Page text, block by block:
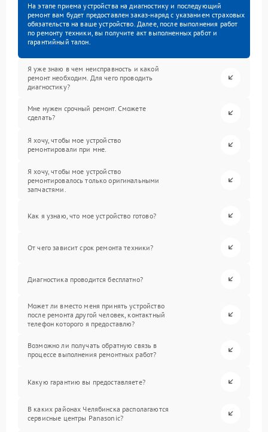
На этапе приема устройства на диагностику и последующий
ремонт вам будет предоставлен заказ-наряд с указанием страховых
обязательств на ваше устройство. Далее, после выполнения работ
по ремонту техники, вы получите акт выполненных работ и
гарантийный талон.
Я уже знаю в чем неисправность и какой
ремонт необходим. Для чего проводить
диагностику?
Мне нужен срочный ремонт. Сможете
сделать?
Я хочу, чтобы мое устройство
ремонтировали при мне.
Я хочу, чтобы мое устройство
ремонтировалось только оригинальными
запчастями.
Как я узнаю, что мое устройство готово?
От чего зависит срок ремонта техники?
Диагностика проводится бесплатно?
Может ли вместо меня принять устройство
после ремонта другой человек, контактный
телефон которого я предоставлю?
Возможно ли получать обратную связь в
процессе выполнения ремонтных работ?
Какую гарантию вы предоставляете?
В каких районах Челябинска располагаются
сервисные центры Panasonic?